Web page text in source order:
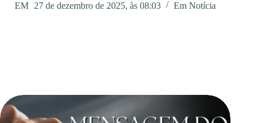
EM 27 de dezembro de 2025, às 08:03 Em Notícia